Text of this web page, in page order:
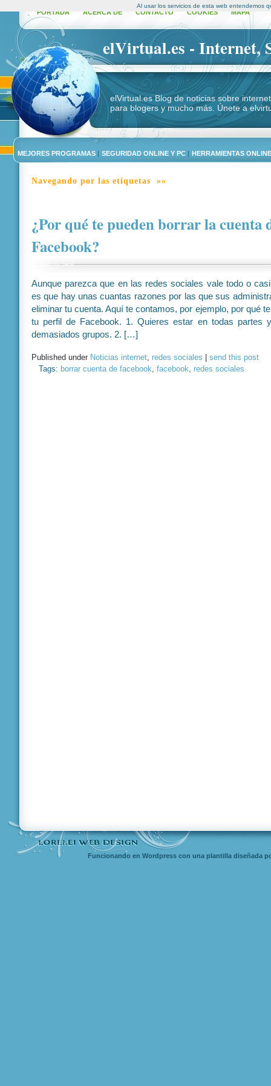
PORTADA ACERCA DE CONTACTO COOKIES MAPA
elVirtual.es - Internet,
elVirtual.es Blog de noticias sobre
para blogers y mucho más. Únete a
MEJORES PROGRAMAS | SEGURIDAD ONLINE Y PC | HERRAMIENTAS ONLINE
Navegando por las etiquetas »»
¿Por qué te pueden borrar la cuenta
Facebook?
Posted byJara
Aunque parezca que en las redes sociales vale todo o
es que hay unas cuantas razones por las que sus
eliminar tu cuenta. Aquí te contamos, por ejemplo, por qué
tu perfil de Facebook. 1. Quieres estar en todas partes
demasiados grupos. 2. […]
Published under Noticias internet, redes sociales
send this post
Tags: borrar cuenta de facebook, facebook, redes sociales
Funcionando en Wordpress con una plantilla diseñada
Al usar los servicios de esta web entendemos